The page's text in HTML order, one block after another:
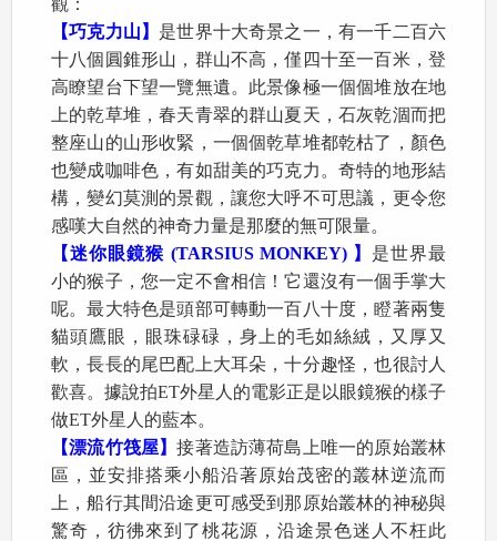
觀：
【巧克力山】 是世界十大奇景之一，有一千二百六
十八個圓錐形山，群山不高，僅四十至一百米，登
高瞭望台下望一覽無遺。此景像極一個個堆放在地
上的乾草堆，春天青翠的群山夏天，石灰乾涸而把
整座山的山形收緊，一個個乾草堆都乾枯了，顏色
也變成咖啡色，有如甜美的巧克力。奇特的地形結
構，變幻莫測的景觀，讓您大呼不可思議，更令您
感嘆大自然的神奇力量是那麼的無可限量。
【迷你眼鏡猴 (TARSIUS MONKEY) 】 是世界最
小的猴子，您一定不會相信！它還沒有一個手掌大
呢。最大特色是頭部可轉動一百八十度，瞪著兩隻
貓頭鷹眼，眼珠碌碌，身上的毛如絲絨，又厚又
軟，長長的尾巴配上大耳朵，十分趣怪，也很討人
歡喜。據說拍ET外星人的電影正是以眼鏡猴的樣子
做ET外星人的藍本。
【漂流竹筏屋】接著造訪薄荷島上唯一的原始叢林
區，並安排搭乘小船沿著原始茂密的叢林逆流而
上，船行其間沿途更可感受到那原始叢林的神秘與
驚奇，彷彿來到了桃花源，沿途景色迷人不枉此